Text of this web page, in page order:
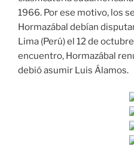
1966. Por ese motivo, los
Hormazábal debían
Lima (Perú) el 12 de
encuentro, Hormazábal
debió asumir Luis Álamos.